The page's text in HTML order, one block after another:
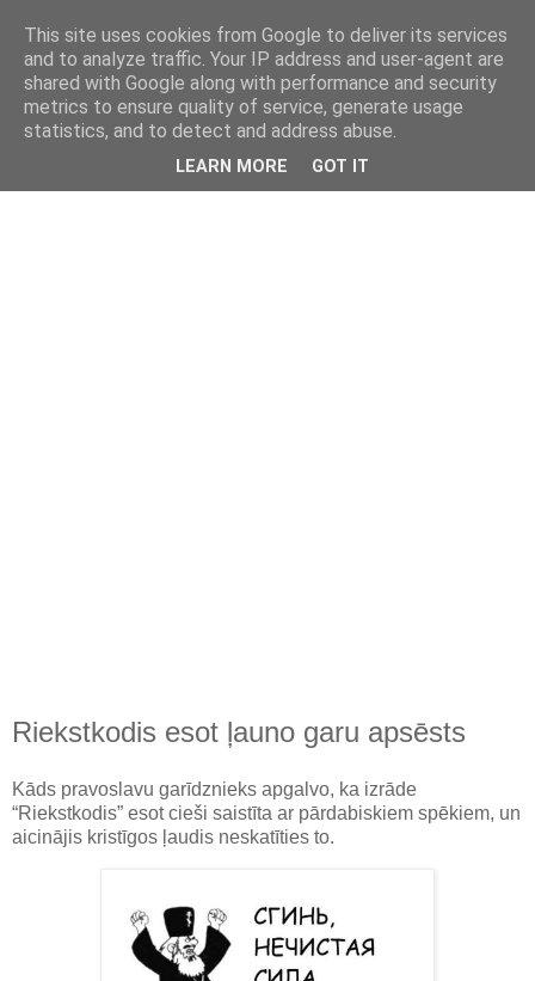
kristietim
viss, kas jāzin kristietim
Riekstkodis esot ļauno garu apsēsts
Kāds pravoslavu garīdznieks apgalvo, ka izrāde
“Riekstkodis” esot cieši saistīta ar pārdabiskiem spēkiem, un
aicinājis kristīgos ļaudis neskatīties to.
This site uses cookies from Google to deliver its services
and to analyze traffic. Your IP address and user-agent are
shared with Google along with performance and security
metrics to ensure quality of service, generate usage
statistics, and to detect and address abuse.
LEARN MORE GOT IT